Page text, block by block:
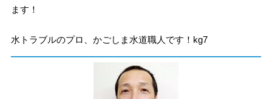
ます！
水トラブルのプロ、かごしま水道職人です！kg7